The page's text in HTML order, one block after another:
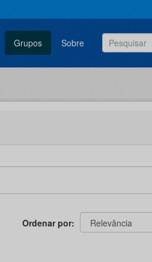
Grupos Sobre
Ordenar por